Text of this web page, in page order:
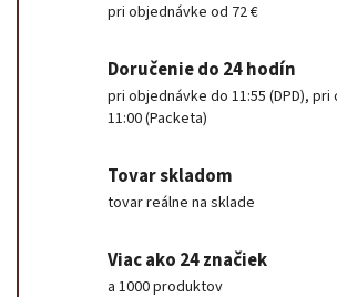
pri objednávke od 72 €
Doručenie do 24 hodín
pri objednávke do 11:55 (DPD),
11:00 (Packeta)
Tovar skladom
tovar reálne na sklade
Viac ako 24 značiek
a 1000 produktov